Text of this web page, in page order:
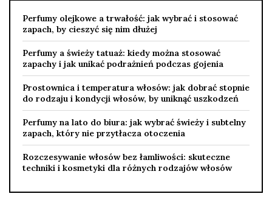
Perfumy olejkowe a trwałość: jak wybrać i stosować
zapach, by cieszyć się nim dłużej
Perfumy a świeży tatuaż: kiedy można stosować
zapachy i jak unikać podrażnień podczas gojenia
Prostownica i temperatura włosów: jak dobrać stopnie
do rodzaju i kondycji włosów, by uniknąć uszkodzeń
Perfumy na lato do biura: jak wybrać świeży i subtelny
zapach, który nie przytłacza otoczenia
Rozczesywanie włosów bez łamliwości: skuteczne
techniki i kosmetyki dla różnych rodzajów włosów